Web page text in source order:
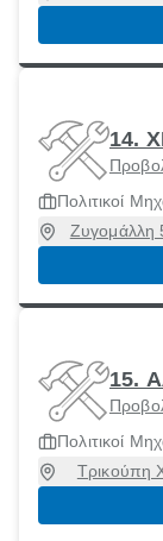
14.
Πολιτικοί
Ζυγομάλλη
15.
Πολιτικοί
Τρικούπη